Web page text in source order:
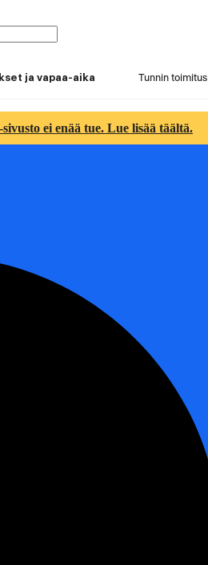
ja vapaa-aika Tunnin toimitus
ei enää tue. Lue lisää täältä.